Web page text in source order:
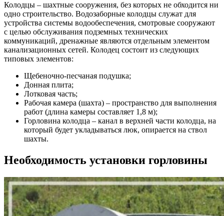
Колодцы – шахтные сооружения, без которых не обходится ни
одно строительство. Водозаборные колодцы служат для
устройства системы водообеспечения, смотровые сооружают
с целью обслуживания подземных технических
коммуникаций, дренажные являются отдельным элементом
канализационных сетей. Колодец состоит из следующих
типовых элементов:
Щебеночно-песчаная подушка;
Донная плита;
Лотковая часть;
Рабочая камера (шахта) – пространство для выполнения
работ (длина камеры составляет 1,8 м);
Горловина колодца – канал в верхней части колодца, на
который будет укладываться люк, опирается на ствол
шахты.
Необходимость установки горловины